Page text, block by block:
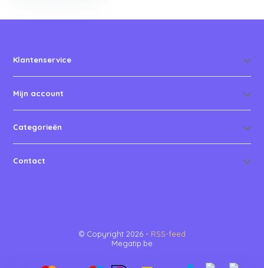
Klantenservice
Mijn account
Categorieën
Contact
© Copyright 2026 - RSS-feed
Megatip.be